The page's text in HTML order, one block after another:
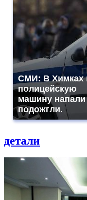
СМИ: В Химках
полицейскую
машину напали
подожгли.
детали